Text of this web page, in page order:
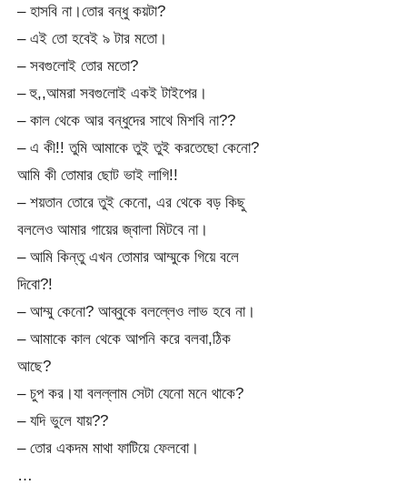
– হাসবি না।তোর বন্ধু কয়টা?
– এই তো হবেই ৯ টার মতো।
– সবগুলোই তোর মতো?
– হু,,আমরা সবগুলোই একই টাইপের।
– কাল থেকে আর বন্ধুদের সাথে মিশবি না??
– এ কী!! তুমি আমাকে তুই তুই করতেছো কেনো?
আমি কী তোমার ছোট ভাই লাগি!!
– শয়তান তোরে তুই কেনো, এর থেকে বড় কিছু
বললেও আমার গায়ের জ্বালা মিটবে না।
– আমি কিন্তু এখন তোমার আম্মুকে গিয়ে বলে
দিবো?!
– আম্মু কেনো? আব্বুকে বলল্লেও লাভ হবে না।
– আমাকে কাল থেকে আপনি করে বলবা,ঠিক
আছে?
– চুপ কর।যা বলল্লাম সেটা যেনো মনে থাকে?
– যদি ভুলে যায়??
– তোর একদম মাথা ফাটিয়ে ফেলবো।
…